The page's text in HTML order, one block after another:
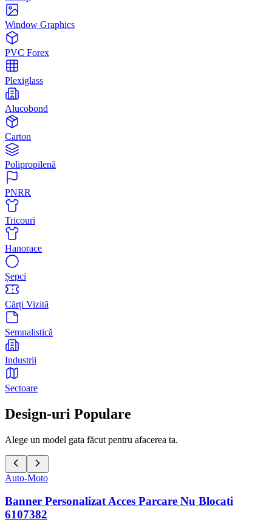
Window Graphics
PVC Forex
Plexiglass
Alucobond
Carton
Polipropilenă
PNRR
Tricouri
Hanorace
Șepci
Cărți Vizită
Semnalistică
Industrii
Sectoare
Design-uri Populare
Alege un model gata făcut pentru afacerea ta.
Auto-Moto
Banner Personalizat Acces Parcare Nu Blocati
6107382